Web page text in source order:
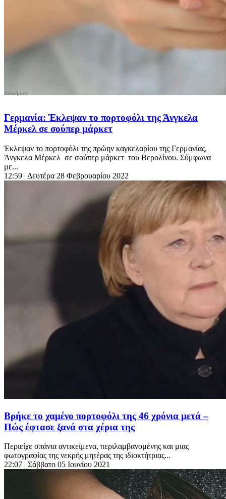
Γερμανία: Έκλεψαν το πορτοφόλι της Άνγκελα
Μέρκελ σε σούπερ μάρκετ
Έκλεψαν το πορτοφόλι της πρώην καγκελαρίου της Γερμανίας,
Άνγκελα Μέρκελ σε σούπερ μάρκετ του Βερολίνου. Σύμφωνα
με...
12:59 | Δευτέρα 28 Φεβρουαρίου 2022
Βρήκε το χαμένο πορτοφόλι της 46 χρόνια μετά –
Πώς έφτασε ξανά στα χέρια της
Περιείχε σπάνια αντικείμενα, περιλαμβανομένης και μιας
φωτογραφίας της νεκρής μητέρας της ιδιοκτήτριας...
22:07 | Σάββατο 05 Ιουνίου 2021